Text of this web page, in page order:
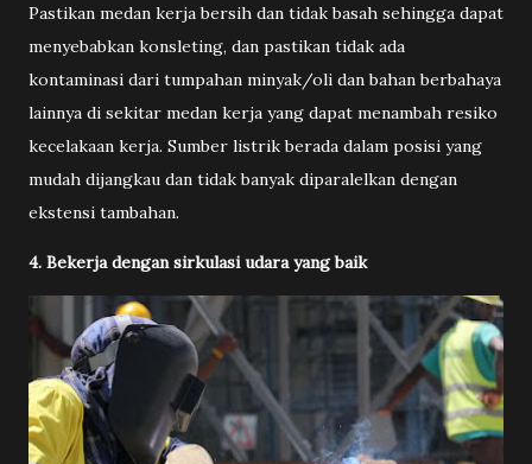
Pastikan medan kerja bersih dan tidak basah sehingga dapat
menyebabkan konsleting, dan pastikan tidak ada
kontaminasi dari tumpahan minyak/oli dan bahan berbahaya
lainnya di sekitar medan kerja yang dapat menambah resiko
kecelakaan kerja. Sumber listrik berada dalam posisi yang
mudah dijangkau dan tidak banyak diparalelkan dengan
ekstensi tambahan.
4. Bekerja dengan sirkulasi udara yang baik